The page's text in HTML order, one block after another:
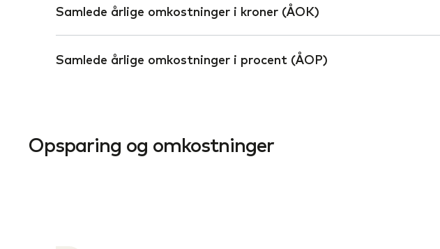
Samlede årlige omkostninger i kroner (ÅOK)
Samlede årlige omkostninger i procent (ÅOP)
Opsparing og omkostninger